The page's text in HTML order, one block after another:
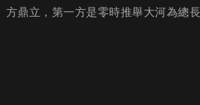
方鼎立，第一方是零時推舉大河為總